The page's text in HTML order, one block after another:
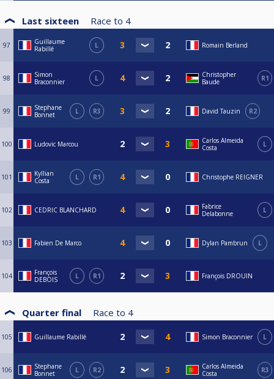
Last sixteen Race to 4
97
Guillaume
Rabillé
L Romain Berland
98
Simon
Braconnier
L
Christopher
Baude
R1
99
Stephane
Bonnet
L R3 David Tauzin R2
100 Ludovic Marcou
Carlos Almeida
Costa
L
101
Kyllian
Costa
L R1 Christophe REIGNER
102 CEDRIC BLANCHARD
Fabrice
Delabonne
L
103 Fabien De Marco Dylan Pambrun L
104
François
DEBOIS
L R1 François DROUIN
Quarter final Race to 4
105 Guillaume Rabillé Simon Braconnier L
106
Stephane
Bonnet
L R2
Carlos Almeida
Costa
R3